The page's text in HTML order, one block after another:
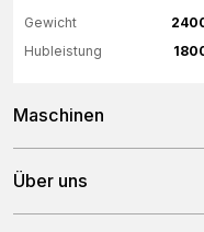
Gewicht
Hubleistung
Mehr Informationen
Jetzt konfigurieren
Maschinen
X24-26V
Über uns